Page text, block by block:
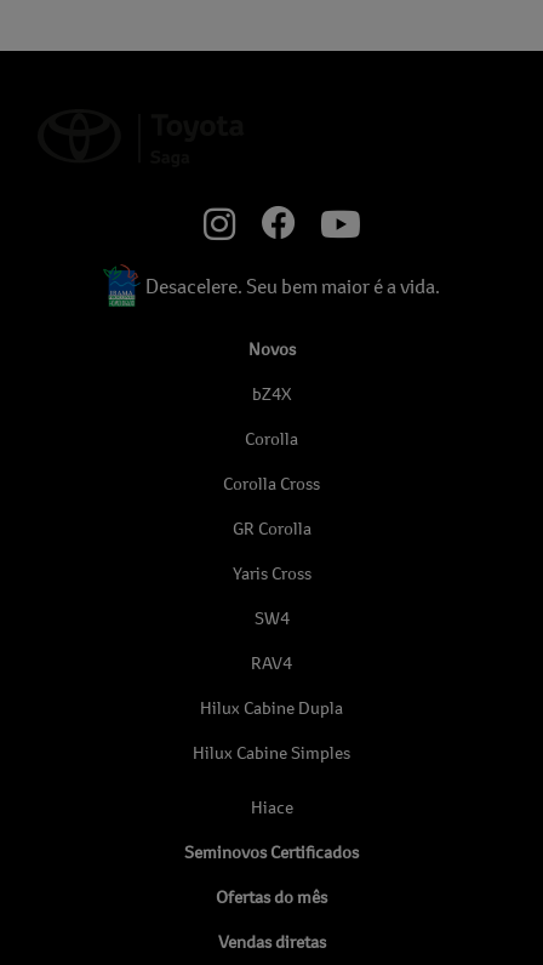
Desacelere. Seu bem maior é a vida.
Novos
bZ4X
Corolla
Corolla Cross
GR Corolla
Yaris Cross
SW4
RAV4
Hilux Cabine Dupla
Hilux Cabine Simples
Hiace
Seminovos Certificados
Ofertas do mês
Vendas diretas